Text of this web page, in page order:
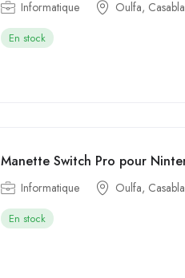
Informatique Oulfa,
En stock
Manette Switch Pro pour
Informatique Oulfa,
En stock